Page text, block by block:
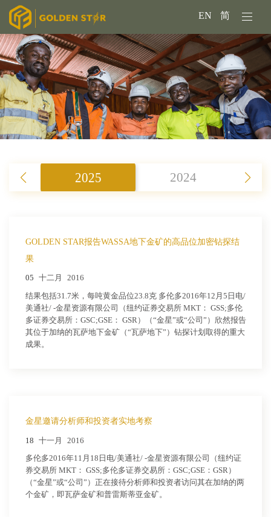
EN 简
2025 2024
GOLDEN STAR报告WASSA地下金矿的高品位加密钻探结
果
05 十二月 2016
结果包括31.7米，每吨黄金品位23.8克 多伦多2016年12月5日电/
美通社/ -金星资源有限公司（纽约证券交易所 MKT： GSS;多伦
多证券交易所：GSC;GSE： GSR）（“金星”或“公司”）欣然报告
其位于加纳的瓦萨地下金矿（“瓦萨地下”）钻探计划取得的重大
成果。
金星邀请分析师和投资者实地考察
18 十一月 2016
多伦多2016年11月18日电/美通社/ -金星资源有限公司（纽约证
券交易所 MKT： GSS;多伦多证券交易所：GSC;GSE：GSR）
（“金星”或“公司”）正在接待分析师和投资者访问其在加纳的两
个金矿，即瓦萨金矿和普雷斯蒂亚金矿。